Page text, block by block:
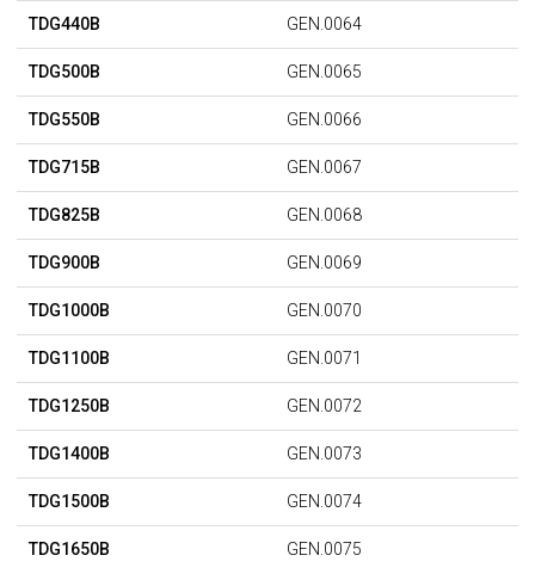
TDG440B GEN.0064
TDG500B GEN.0065
TDG550B GEN.0066
TDG715B GEN.0067
TDG825B GEN.0068
TDG900B GEN.0069
TDG1000B GEN.0070
TDG1100B GEN.0071
TDG1250B GEN.0072
TDG1400B GEN.0073
TDG1500B GEN.0074
TDG1650B GEN.0075